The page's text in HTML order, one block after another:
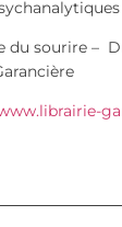
du sourire –